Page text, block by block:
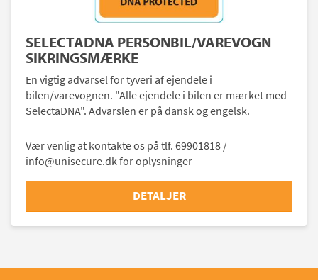
SELECTADNA PERSONBIL/VAREVOGN
SIKRINGSMÆRKE
En vigtig advarsel for tyveri af ejendele i
bilen/varevognen. "Alle ejendele i bilen er mærket med
SelectaDNA". Advarslen er på dansk og engelsk.
Vær venlig at kontakte os på tlf. 69901818 /
info@unisecure.dk for oplysninger
DETALJER